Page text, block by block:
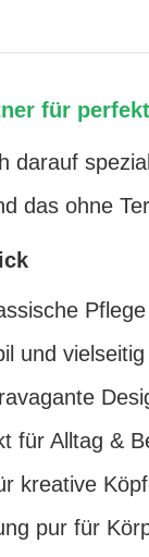
für
darauf
das ohne
und vielseitig
für Alltag &
kreative
pur für